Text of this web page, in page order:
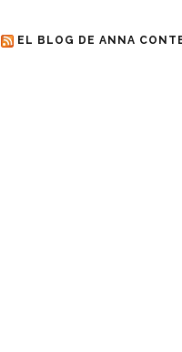
EL BLOG DE ANNA